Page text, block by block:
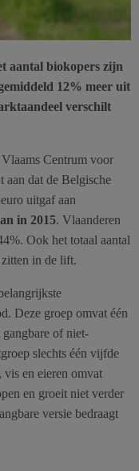
aantal biokopers zijn
12% meer uit
verschilt
Centrum voor
dat de Belgische
uitgaf aan
in 2015. Vlaanderen
Ook het totaal aantal
in de lift.
Deze groep omvat één
of niet-
slechts één vijfde
vis en eieren omvat
en groeit niet verder
versie bedraagt